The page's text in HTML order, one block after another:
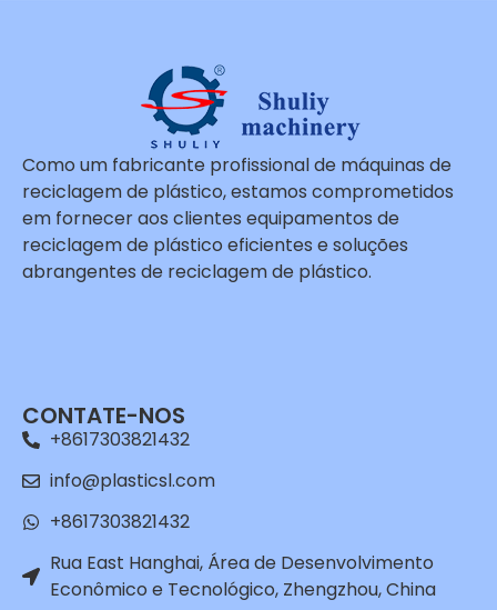
Como um fabricante profissional de máquinas de
reciclagem de plástico, estamos comprometidos
em fornecer aos clientes equipamentos de
reciclagem de plástico eficientes e soluções
abrangentes de reciclagem de plástico.
CONTATE-NOS
+8617303821432
info@plasticsl.com
+8617303821432
Rua East Hanghai, Área de Desenvolvimento
Econômico e Tecnológico, Zhengzhou, China